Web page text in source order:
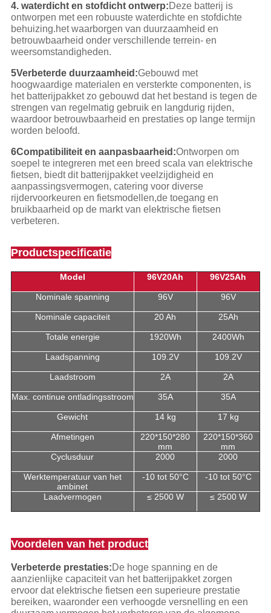
4. waterdicht en stofdicht ontwerp:Deze batterij is
ontworpen met een robuuste waterdichte en stofdichte
behuizing.het waarborgen van duurzaamheid en
betrouwbaarheid onder verschillende terrein- en
weersomstandigheden.
5Verbeterde duurzaamheid:Gebouwd met
hoogwaardige materialen en versterkte componenten, is
het batterijpakket zo gebouwd dat het bestand is tegen de
strengen van regelmatig gebruik en langdurig rijden,
waardoor betrouwbaarheid en prestaties op lange termijn
worden beloofd.
6Compatibiliteit en aanpasbaarheid:Ontworpen om
soepel te integreren met een breed scala van elektrische
fietsen, biedt dit batterijpakket veelzijdigheid en
aanpassingsvermogen, catering voor diverse
rijdervoorkeuren en fietsmodellen,de toegang en
bruikbaarheid op de markt van elektrische fietsen
verbeteren.
Productspecificatie
Model 96V20Ah 96V25Ah
Nominale spanning 96V 96V
Nominale capaciteit 20 Ah 25Ah
Totale energie 1920Wh 2400Wh
Laadspanning 109.2V 109.2V
Laadstroom 2A 2A
Max. continue ontladingsstroom 35A 35A
Gewicht 14 kg 17 kg
Afmetingen
220*150*280
mm
220*150*360
mm
Cyclusduur
2000 2000
Werktemperatuur van het
ambinet
-10 tot 50°C -10 tot 50°C
Laadvermogen ≤ 2500 W ≤ 2500 W
Voordelen van het product
Verbeterde prestaties:De hoge spanning en de
aanzienlijke capaciteit van het batterijpakket zorgen
ervoor dat elektrische fietsen een superieure prestatie
bereiken, waaronder een verhoogde versnelling en een